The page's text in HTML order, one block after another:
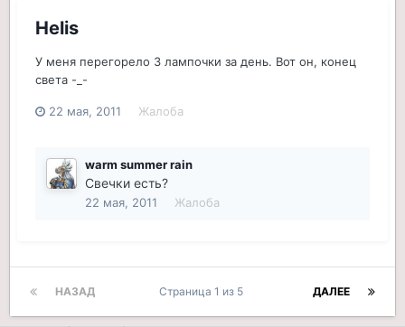
Helis
У меня перегорело 3 лампочки за день. Вот он, конец
света -_-
22 мая, 2011 Жалоба
warm summer rain
Свечки есть?
22 мая, 2011 Жалоба
НАЗАД ДАЛЕЕ
Страница 1 из 5